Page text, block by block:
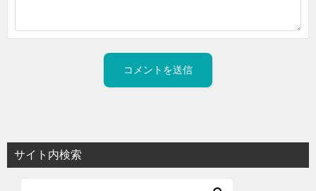
サイト内検索